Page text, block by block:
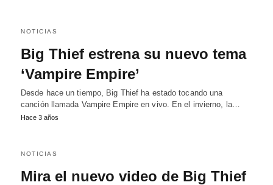
NOTICIAS
Big Thief estrena su nuevo tema
‘Vampire Empire’
Desde hace un tiempo, Big Thief ha estado tocando una
canción llamada Vampire Empire en vivo. En el invierno, la…
Hace 3 años
NOTICIAS
Mira el nuevo video de Big Thief